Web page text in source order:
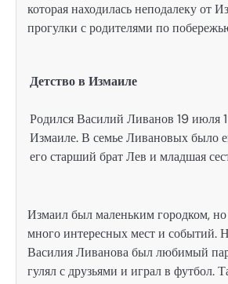
которая находилась неподалеку от
прогулки с родителями по
Детство в Измаиле
Родился Василий Ливанов 19 июля
Измаиле. В семье Ливановых было
его старший брат Лев и младшая
Измаил был маленьким городком,
много интересных мест и событий.
Василия Ливанова был любимый
гулял с друзьями и играл в футбол.